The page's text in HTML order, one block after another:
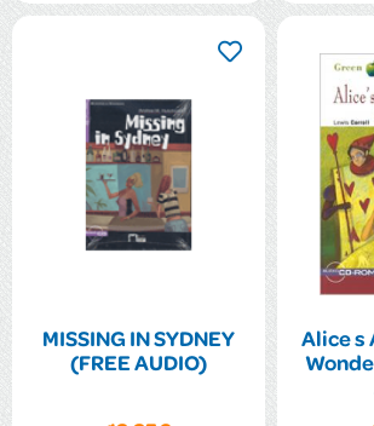
MISSING IN SYDNEY
(FREE AUDIO)
Alice s